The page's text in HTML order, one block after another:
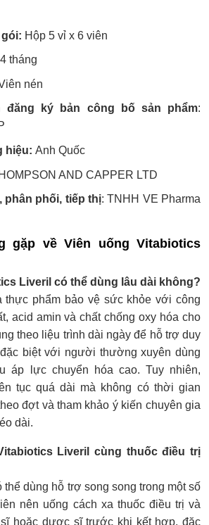
Hộp 5 vỉ x 6 viên
tháng
nén
đăng ký bản công bố sản phẩm:
hiệu: Anh Quốc
AND CAPPER LTD
phân phối, tiếp thị: TNHH VE Pharma
gặp về Viên uống Vitabiotics
Liveril có thể dùng lâu dài không?
thực phẩm bảo vệ sức khỏe với công
acid amin và chất chống oxy hóa cho
theo liệu trình dài ngày để hỗ trợ duy
biệt với người thường xuyên dùng
áp lực chuyển hóa cao. Tuy nhiên,
tục quá dài mà không có thời gian
đợt và tham khảo ý kiến chuyên gia
dài.
Liveril cùng thuốc điều trị
dùng hỗ trợ song song trong một số
nên uống cách xa thuốc điều trị và
hoặc dược sĩ trước khi kết hợp, đặc